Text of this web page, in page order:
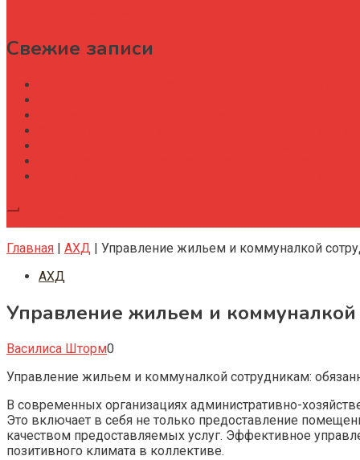
Свежие записи
Главная | АХД | Управление жильем и коммуналкой
АХД
Управление жильем и
Василиса Шторм0
Управление жильем и коммуналкой сотрудникам:
В современных организациях административно-
Это включает в себя не только предоставление
качеством предоставляемых услуг. Эффективное
позитивного климата в коллективе.